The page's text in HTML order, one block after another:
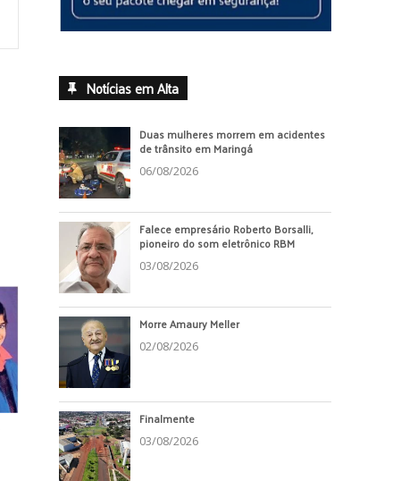
Notícias em Alta
Duas mulheres morrem em acidentes
de trânsito em Maringá
06/08/2026
Falece empresário Roberto Borsalli,
pioneiro do som eletrônico RBM
03/08/2026
Morre Amaury Meller
02/08/2026
Finalmente
03/08/2026